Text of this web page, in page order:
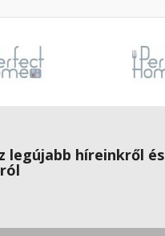
legújabb híreinkről és